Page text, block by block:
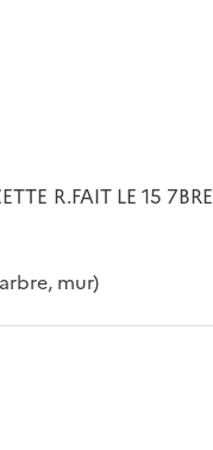
R.FAIT LE 15 7BRE
mur)